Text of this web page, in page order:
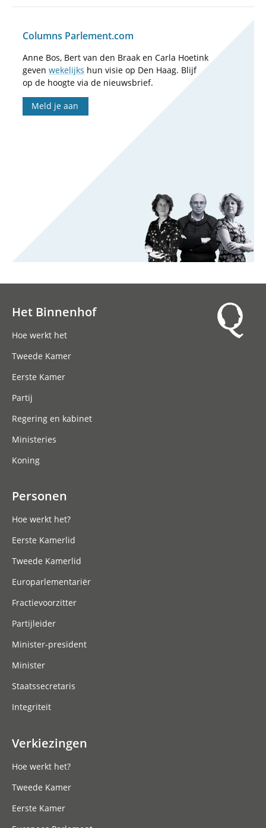
Columns Parlement.com
Anne Bos, Bert van den Braak en Carla Hoetink
geven wekelijks hun visie op Den Haag. Blijf
op de hoogte via de nieuwsbrief.
Meld je aan
Het Binnenhof
Hoe werkt het
Tweede Kamer
Eerste Kamer
Partij
Regering en kabinet
Ministeries
Koning
Personen
Hoe werkt het?
Eerste Kamerlid
Tweede Kamerlid
Europarlementariër
Fractievoorzitter
Partijleider
Minister-president
Minister
Staatssecretaris
Integriteit
Verkiezingen
Hoe werkt het?
Tweede Kamer
Eerste Kamer